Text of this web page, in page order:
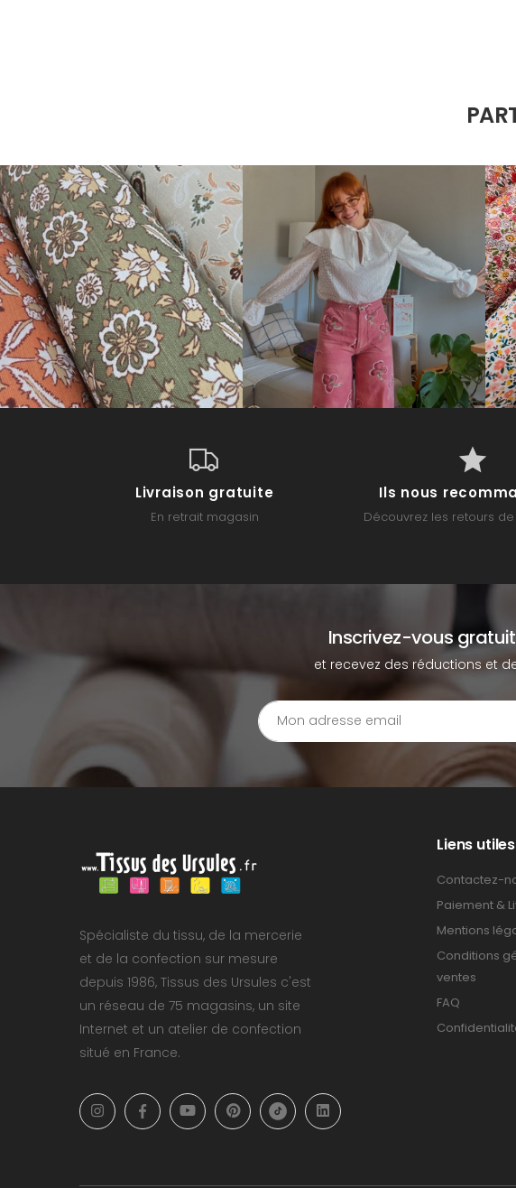
Livraison gratuite
En retrait magasin
Ils nous
Découvrez les retours
Inscrivez-vous
et recevez des réductions et
Spécialiste du tissu, de la mercerie
et de la confection sur mesure
depuis 1986, Tissus des Ursules c'est
un réseau de 75 magasins, un site
Internet et un atelier de confection
situé en France.
Liens utiles
Contactez-
Paiement &
Mentions
Conditions
ventes
FAQ